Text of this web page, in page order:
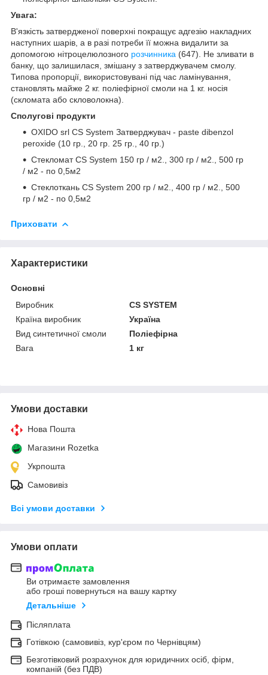
Увага:
В'язкість затвердженої поверхні покращує адгезію накладних
наступних шарів, а в разі потреби її можна видалити за
допомогою нітроцелюлозного розчинника (647). Не зливати в
банку, що залишилася, змішану з затверджувачем смолу.
Типова пропорції, використовувані під час ламінування,
становлять майже 2 кг. поліефірної смоли на 1 кг. носія
(скломата або скловолокна).
Сполугові продукти
OXIDO srl CS System Затверджувач - paste dibenzol
peroxide (10 гр., 20 гр. 25 гр., 40 гр.)
Стекломат CS System 150 гр / м2., 300 гр / м2., 500 гр
/ м2 - по 0,5м2
Стеклоткань CS System 200 гр / м2., 400 гр / м2., 500
гр / м2 - по 0,5м2
Приховати
Характеристики
Основні
Виробник
CS SYSTEM
Країна виробник
Україна
Вид синтетичної смоли
Поліефірна
Вага
1 кг
Умови доставки
Нова Пошта
Магазини Rozetka
Укрпошта
Самовивіз
Всі умови доставки
Умови оплати
Ви отримаєте замовлення
або гроші повернуться на вашу картку
Детальніше
Післяплата
Готівкою (самовивіз, кур'єром по Чернівцям)
Безготівковий розрахунок для юридичних осіб, фірм,
компаній (без ПДВ)